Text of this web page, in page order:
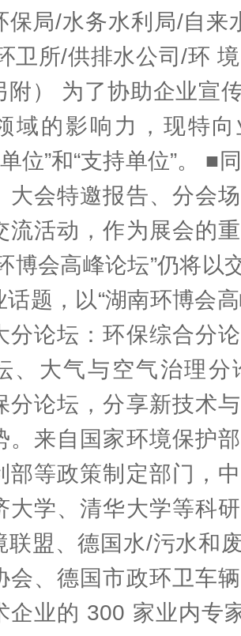
保局/水务水利局/自来
卫所/供排水公司/环
附） 为了协助企业宣
域的影响力，现特
位”和“支持单位”。 ■
大会特邀报告、分会
流活动，作为展会的
博会高峰论坛”仍将以
话题，以“湖南环博会
分论坛：环保综合分
、大气与空气治理
分论坛，分享新技术
。来自国家环境保护
部等政策制定部门，
大学、清华大学等科
联盟、德国水/污水和
会、德国市政环卫车
企业的 300 家业内专